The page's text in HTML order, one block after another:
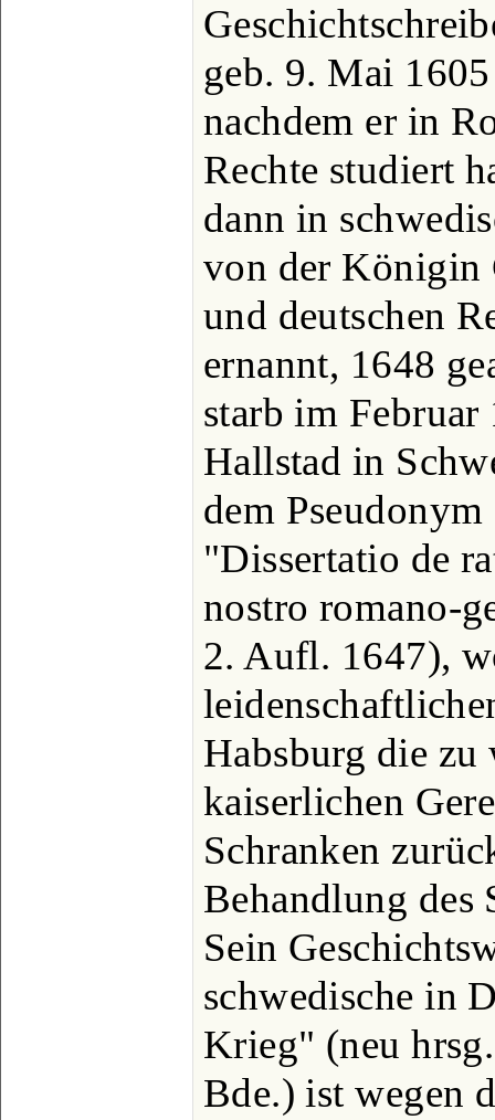
geb. 9. Mai
nachdem er in
Rechte studiert
dann in
von der Königin
und deutschen
ernannt, 1648
starb im
Hallstad in
dem
"Dissertatio de
nostro romano-
2. Aufl. 1647),
Habsburg die zu
kaiserlichen
Schranken
Behandlung des
Sein
schwedische in
Krieg" (neu
Bde.) ist wegen